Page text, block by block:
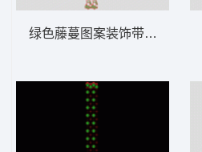
绿色藤蔓图案装饰带 窗帘版带